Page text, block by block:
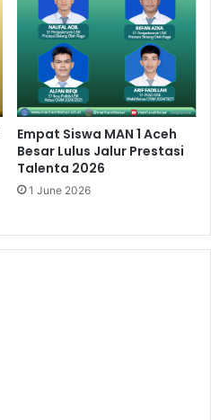
Empat Siswa MAN 1 Aceh
Besar Lulus Jalur Prestasi
Talenta 2026
1 June 2026